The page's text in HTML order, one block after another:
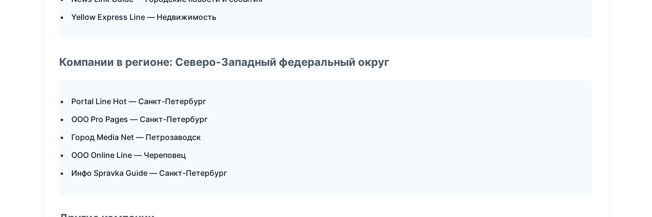
Yellow Express Line — Недвижимость
Компании в регионе: Северо-Западный федеральный округ
Portal Line Hot — Санкт-Петербург
ООО Pro Pages — Санкт-Петербург
Город Media Net — Петрозаводск
ООО Online Line — Череповец
Инфо Spravka Guide — Санкт-Петербург